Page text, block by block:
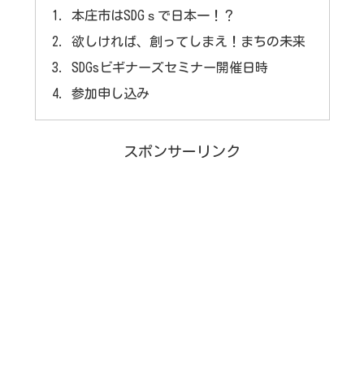
本庄市はSDGｓで日本一！？
欲しければ、創ってしまえ！まちの未来
SDGsビギナーズセミナー開催日時
参加申し込み
スポンサーリンク